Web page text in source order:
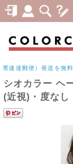
）発送を無料で！
シオカラー ヘ
(近視)・度なし